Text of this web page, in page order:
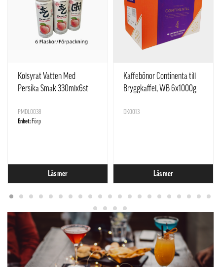
Kolsyrat Vatten Med
Persika Smak 330mlx6st
PMDL0038
Enhet: Förp
Läs mer
Kaffebönor Continenta till
Bryggkaffel, WB 6x1000g
DK0013
Läs mer